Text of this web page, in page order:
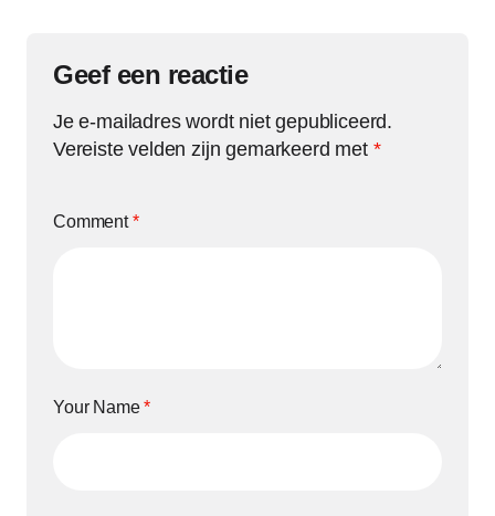
Geef een reactie
Je e-mailadres wordt niet gepubliceerd.
Vereiste velden zijn gemarkeerd met *
Comment*
Your Name*